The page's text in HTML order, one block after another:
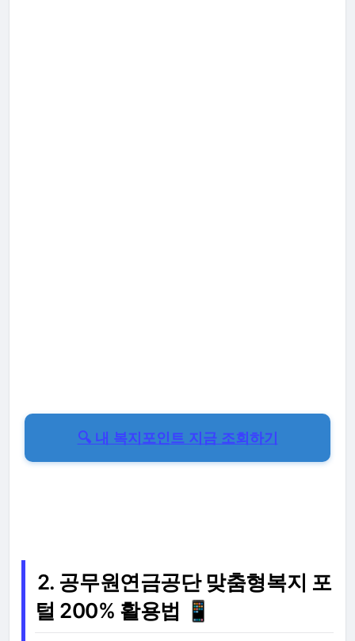
🔍 내 복지포인트 지금 조회하기
2. 공무원연금공단 맞춤형복지 포
털 200% 활용법 📱